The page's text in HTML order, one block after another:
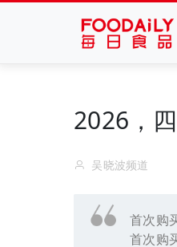
2026，
吴晓波频道
首次购
首次购